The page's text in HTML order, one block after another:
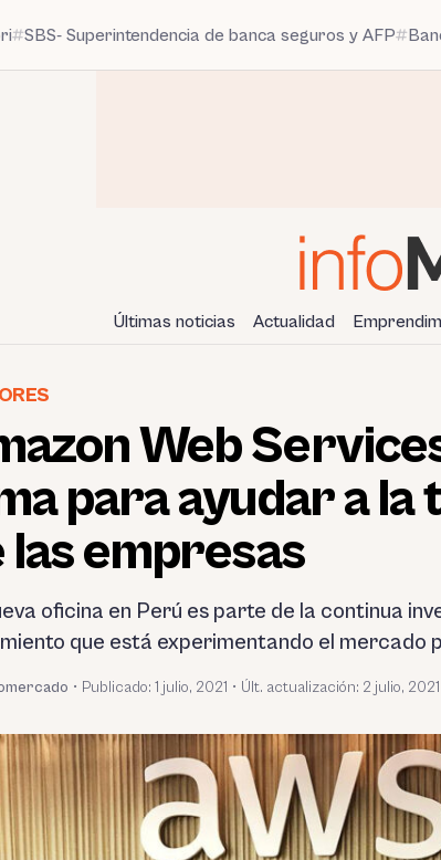
SBS- Superintendencia de banca seguros y AFP
Últimas noticias Actualidad
Web
para ayudar a
las empresas
oficina en Perú es parte de la continua
que está experimentando el mercado
• Publicado: 1 julio, 2021 • Últ. actualización: 2 julio,